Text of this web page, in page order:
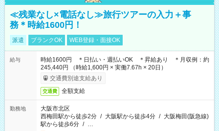
≪残業なし×電話なし≫旅行ツアーの入力＋事
務＊時給1600円！
派遣 ブランクOK WEB登録・面接OK
給与
時給1600円 ＊日払い・週払いOK ＊昇給あり ＊月収例：約
245,440円 （時給1,600円 × 実働7.67h × 20日）
交通費別途支給あり
交通費 全額支給
勤務地
大阪市北区
西梅田駅から徒歩2分 / 大阪駅から徒歩4分 / 大阪梅田(阪急線)
駅から徒歩6分 / …